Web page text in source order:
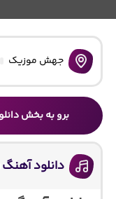
جهش موزیک
برو به بخش
دانلود آهنگ Nuit Fin “خفن بیس دار” از ویکتوریا